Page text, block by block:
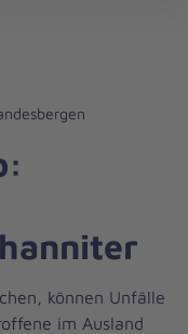
können Unfälle
im Ausland